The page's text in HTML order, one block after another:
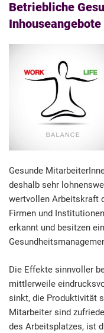
Betriebliche
Inhouseangebote
Gesunde
deshalb sehr
wertvollen Arbeitskraft
Firmen und
erkannt und besitzen
Die Effekte sinnvoller
mittlerweile
sinkt, die Produktivität
Mitarbeiter sind
des Arbeitsplatzes, ist